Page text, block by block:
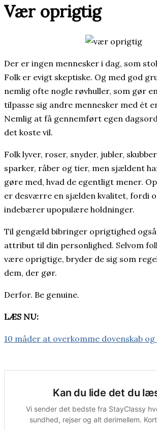
Vær oprigtig
Der er ingen mennesker i dag, som
Folk er evigt skeptiske. Og med god
nemlig ofte nogle røvhuller, som gør
tilpasse sig andre mennesker med ét
Nemlig at få gennemført egen
det koste vil.
Folk lyver, roser, snyder, jubler,
sparker, råber og tier, men sjældent
gøre med, hvad de egentligt mener.
er desværre en sjælden kvalitet, fordi
indebærer upopulære holdninger.
Til gengæld bibringer oprigtighed
attribut til din personlighed. Selvom
være oprigtige, bryder de sig som
dem, der gør.
Derfor. Be genuine.
LÆS NU:
10 måder at overkomme dovenskab og
Kan du lide det du
Vi sender det bedste fra StayClassy
sundhed, rejser og alt derimellem.